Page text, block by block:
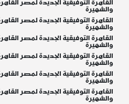
القاهرة التوفيقية الجديدة لمصر
والشهيرة
القاهرة التوفيقية الجديدة لمصر
والشهيرة
القاهرة التوفيقية الجديدة لمصر
والشهيرة
القاهرة التوفيقية الجديدة لمصر
والشهيرة
القاهرة التوفيقية الجديدة لمصر
والشهيرة
القاهرة التوفيقية الجديدة لمصر
والشهيرة